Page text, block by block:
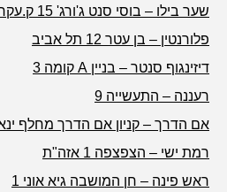
שער בילו – בוסי סנט ג'ורג' 15 ק.עקרון
פלורנטין – בן עטר 12 תל אביב
דיזינגוף סנטר – בניין A קומה 3
רעננה – התעשייה 9
אם הדרך – קניון אם הדרך מחלף
רמת ישי – הצפצפה 1 אזה"ת
ראש פינה – חן המושבה גיא אוני 1